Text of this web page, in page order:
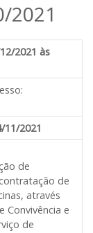
2021
2021 às
11/2021
de
de
através
Convivência e
de